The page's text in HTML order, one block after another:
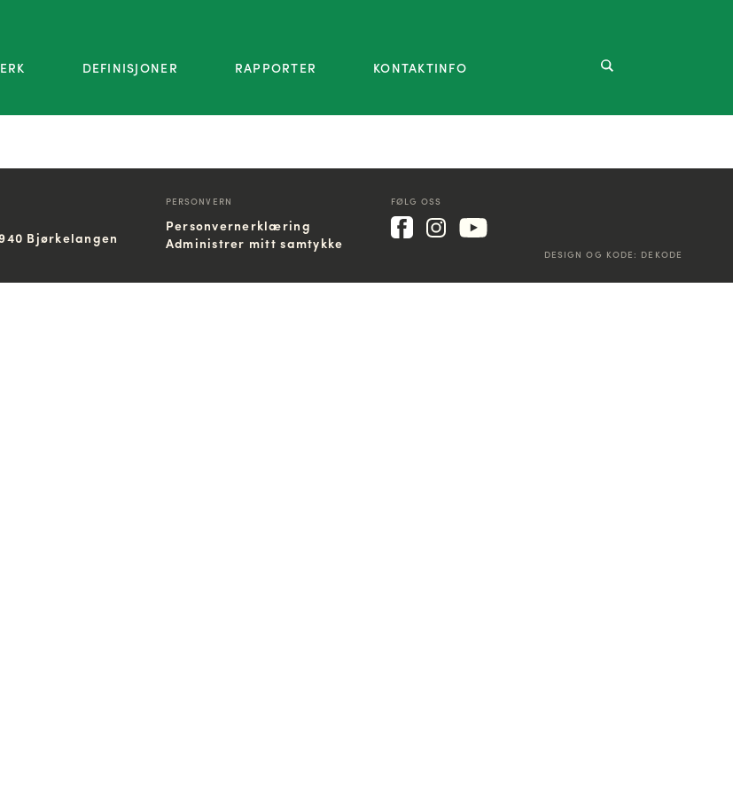
DEFINISJONER RAPPORTER KONTAKTINFO
Bjørkelangen
PERSONVERN
Personvernerklæring
Administrer mitt samtykke
FØLG OSS
DESIGN OG KODE: DEKODE